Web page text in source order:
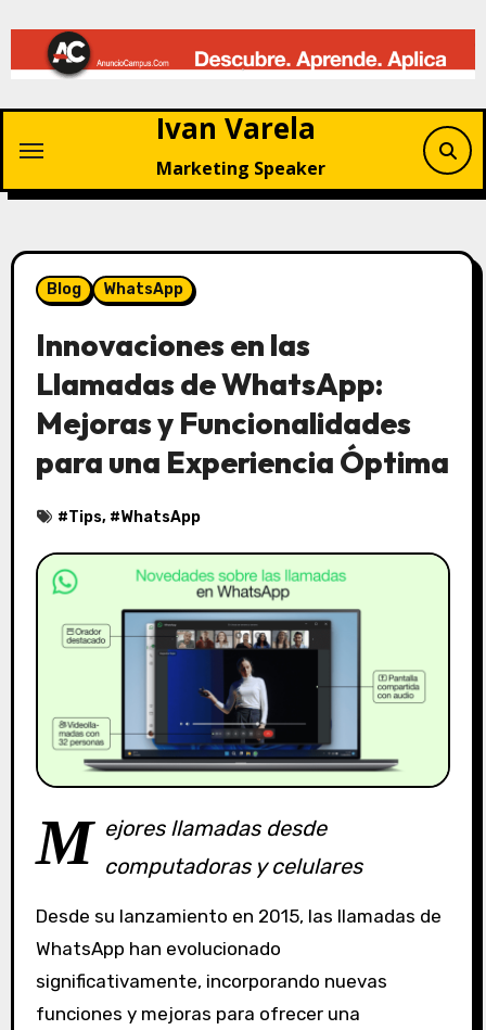
contenido
Ivan Varela
Marketing Speaker
Blog WhatsApp
Innovaciones en las
Llamadas de WhatsApp:
Mejoras y Funcionalidades
para una Experiencia Óptima
#Tips, #WhatsApp
M ejores llamadas desde
computadoras y celulares
Desde su lanzamiento en 2015, las llamadas de
WhatsApp han evolucionado
significativamente, incorporando nuevas
funciones y mejoras para ofrecer una